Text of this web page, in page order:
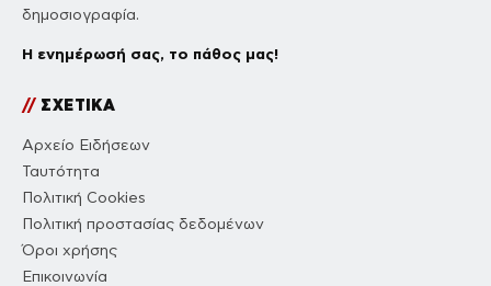
δημοσιογραφία.
Η ενημέρωσή σας, το πάθος μας!
//ΣΧΕΤΙΚΑ
Αρχείο Ειδήσεων
Ταυτότητα
Πολιτική Cookies
Πολιτική προστασίας δεδομένων
Όροι χρήσης
Επικοινωνία